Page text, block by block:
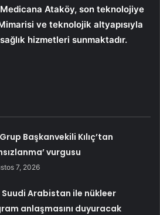
Ataköy, son teknolojiye
ve teknolojik altyapısıyla
hizmetleri sunmaktadır.
Başkanvekili Kılıç’tan
vurgusu
7, 2026
Suudi Arabistan ile nükleer
anlaşmasını duyuracak